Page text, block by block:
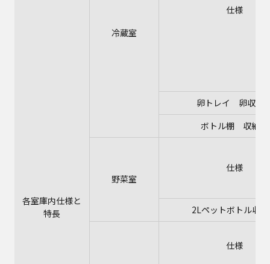
各室庫内仕様と
特長
冷蔵室
仕様
卵トレイ 卵収納
ボトル棚 収納数
野菜室
仕様
2Lペットボトル収
仕様